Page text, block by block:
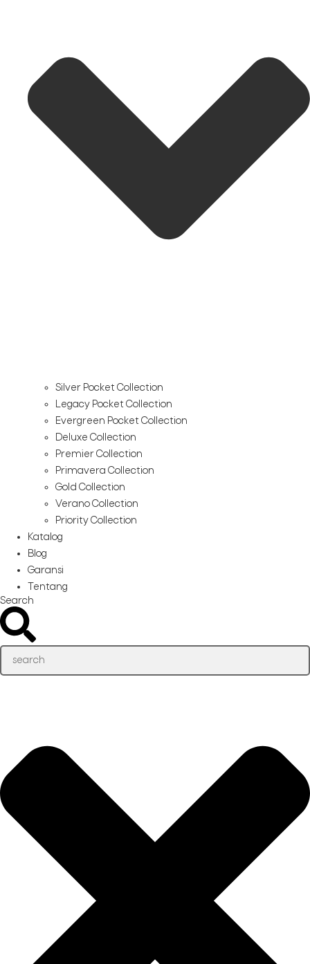
Silver Pocket Collection
Legacy Pocket Collection
Evergreen Pocket Collection
Deluxe Collection
Premier Collection
Primavera Collection
Gold Collection
Verano Collection
Priority Collection
Katalog
Blog
Garansi
Tentang
Search